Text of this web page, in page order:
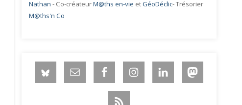
Nathan - Co-créateurM@ths en-vie etGéoDéclic- Trésorier
M@ths'n Co